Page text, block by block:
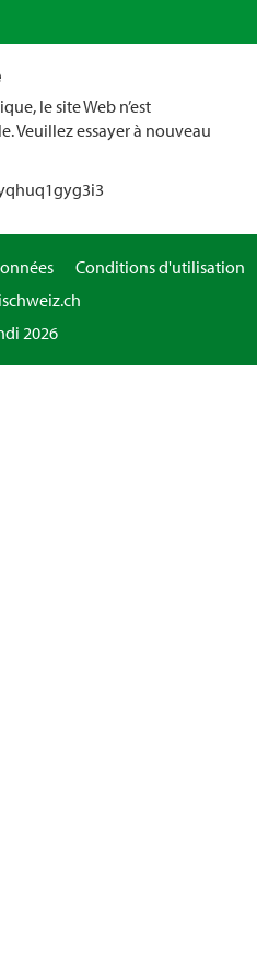
le site Web n’est
Veuillez essayer à nouveau
Conditions d'utilisation
2026